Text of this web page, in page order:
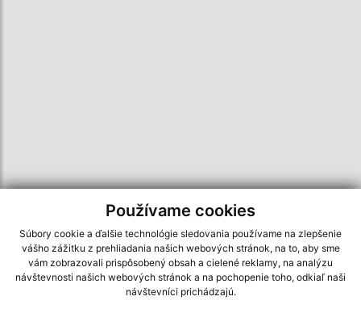
Používame cookies
Súbory cookie a ďalšie technológie sledovania používame na zlepšenie
vášho zážitku z prehliadania našich webových stránok, na to, aby sme
vám zobrazovali prispôsobený obsah a cielené reklamy, na analýzu
návštevnosti našich webových stránok a na pochopenie toho, odkiaľ naši
návštevníci prichádzajú.
Informácie o stránke:
Vyhlásenie o prístupnosti
Autorské práva